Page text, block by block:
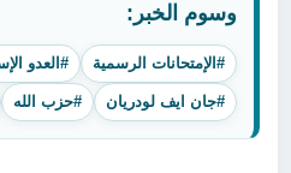
وسوم الخبر:
#الإمتحانات الرسمية #العدو
#جان ايف لودريان #حزب الله